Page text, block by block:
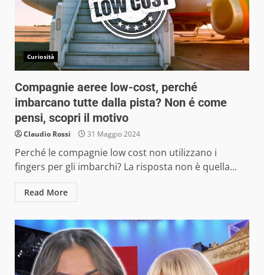
Curiosità
Compagnie aeree low-cost, perché
imbarcano tutte dalla pista? Non é come
pensi, scopri il motivo
Claudio Rossi 31 Maggio 2024
Perché le compagnie low cost non utilizzano i
fingers per gli imbarchi? La risposta non è quella...
Read More